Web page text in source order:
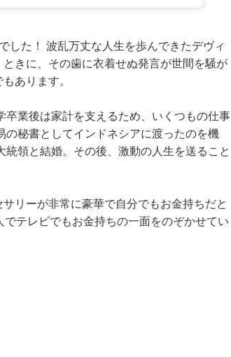
した！ 波乱万丈な人生を歩んできたデヴィ
きに、その歯に衣着せぬ発言が世間を騒が
あります。
業後は家計を支えるため、いくつもの仕事
秘書としてインドネシアに渡ったのを機
領と結婚。その後、激動の人生を送ること
リーが非常に豪華で自分でもお金持ちだと
テレビでもお金持ちの一面をのぞかせてい